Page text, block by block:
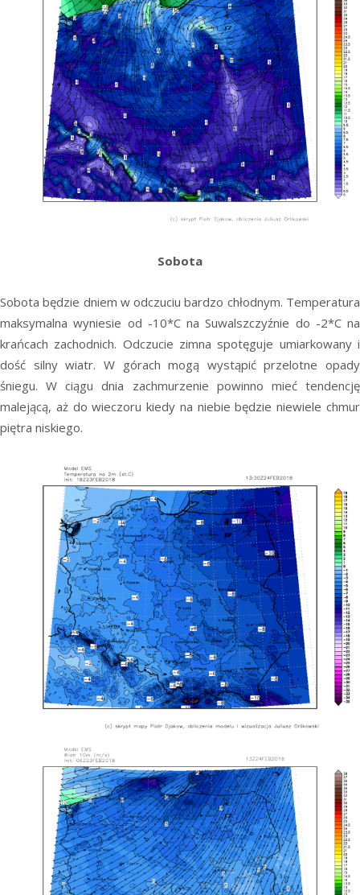
Sobota
Sobota będzie dniem w odczuciu bardzo chłodnym. Temperatura
maksymalna wyniesie od -10*C na Suwalszczyźnie do -2*C na
krańcach zachodnich. Odczucie zimna spotęguje umiarkowany i
dość silny wiatr. W górach mogą wystąpić przelotne opady
śniegu. W ciągu dnia zachmurzenie powinno mieć tendencję
malejącą, aż do wieczoru kiedy na niebie będzie niewiele chmur
piętra niskiego.